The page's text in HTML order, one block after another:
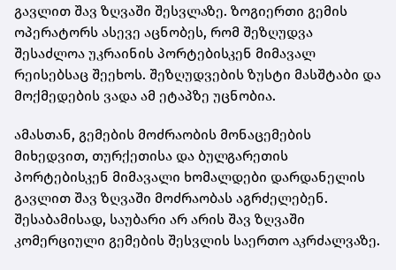
გავლით შავ ზღვაში შესვლაზე. ზოგიერთი გემის
ოპერატორს ასევე აცნობეს, რომ შეზღუდვა
შესაძლოა უკრაინის პორტებისკენ მიმავალ
რეისებსაც შეეხოს. შეზღუდვების ზუსტი მასშტაბი და
მოქმედების ვადა ამ ეტაპზე უცნობია.
ამასთან, გემების მოძრაობის მონაცემების
მიხედვით, თურქეთისა და ბულგარეთის
პორტებისკენ მიმავალი ხომალდები დარდანელის
გავლით შავ ზღვაში მოძრაობას აგრძელებენ.
შესაბამისად, საუბარი არ არის შავ ზღვაში
კომერციული გემების შესვლის საერთო აკრძალვაზე.